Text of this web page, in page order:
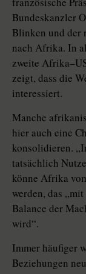
Bundeskanzler
Blinken und der
nach Afrika. In
zweite
zeigt, dass die
interessiert.
Manche
hier auch eine
konsolidieren.
tatsächlich
könne Afrika
werden, das
Balance der
wird“.
Immer häufiger
Beziehungen